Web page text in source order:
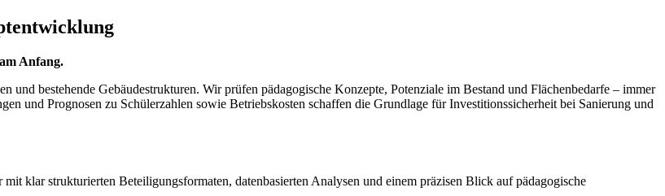
Anfang.
und bestehende Gebäudestrukturen. Wir prüfen pädagogische Konzepte, Potenziale im Bestand und Flächenbedarfe – immer
und Prognosen zu Schülerzahlen sowie Betriebskosten schaffen die Grundlage für Investitionssicherheit bei Sanierung und
klar strukturierten Beteiligungsformaten, datenbasierten Analysen und einem präzisen Blick auf pädagogische